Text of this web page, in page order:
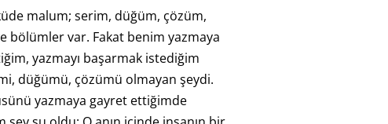
malum; serim, düğüm, çözüm,
bölümler var. Fakat benim yazmaya
yazmayı başarmak istediğim
düğümü, çözümü olmayan şeydi.
yazmaya gayret ettiğimde